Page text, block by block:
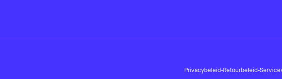
Privacybeleid-Retourbeleid-